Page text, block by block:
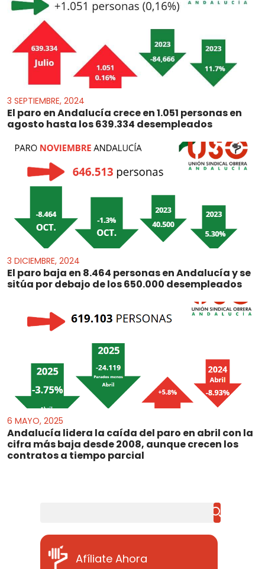
3 SEPTIEMBRE, 2024
El paro en Andalucía crece en 1.051 personas en
agosto hasta los 639.334 desempleados
3 DICIEMBRE, 2024
El paro baja en 8.464 personas en Andalucía y se
sitúa por debajo de los 650.000 desempleados
6 MAYO, 2025
Andalucía lidera la caída del paro en abril con la
cifra más baja desde 2008, aunque crecen los
contratos a tiempo parcial
Afíliate Ahora